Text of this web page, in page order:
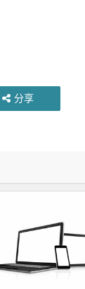
分享